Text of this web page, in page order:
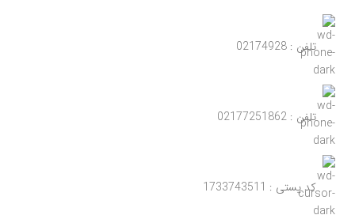
تلفن : 02174928
تلفن : 02177251862
کد پستی : 1733743511